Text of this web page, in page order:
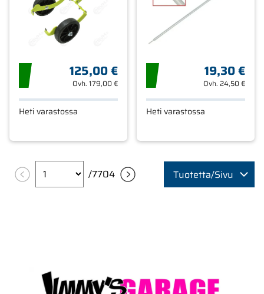
125,00 €
Ovh. 179,00 €
Heti varastossa
19,30 €
Ovh. 24,50 €
Heti varastossa
/7704 Tuotetta/Sivu